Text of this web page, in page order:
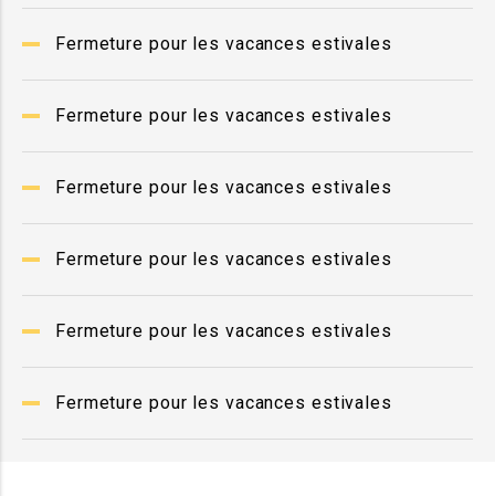
Fermeture pour les vacances estivales
Fermeture pour les vacances estivales
Fermeture pour les vacances estivales
Fermeture pour les vacances estivales
Fermeture pour les vacances estivales
Fermeture pour les vacances estivales